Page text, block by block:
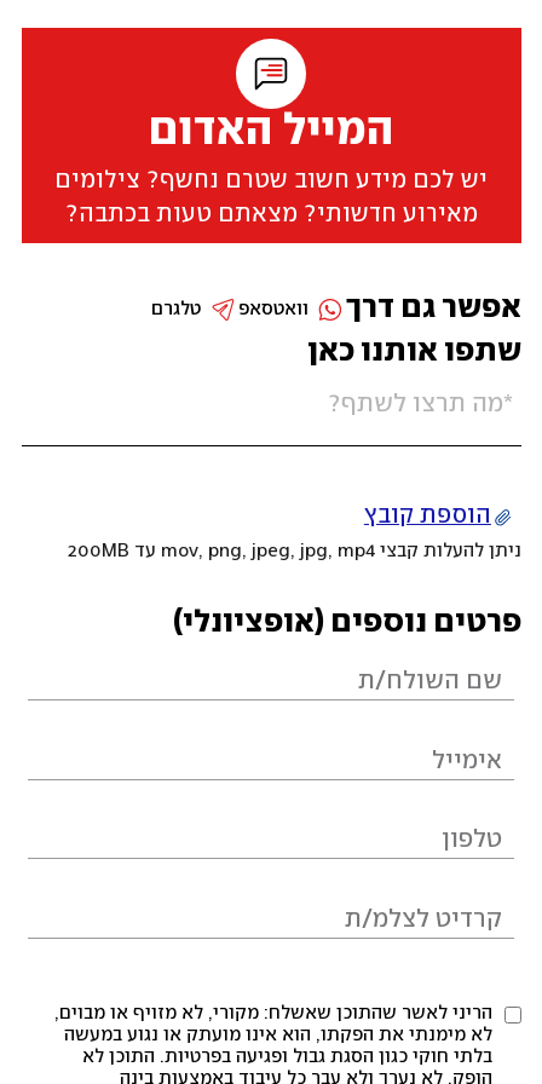
המייל האדום
יש לכם מידע חשוב שטרם נחשף? צילומים
מאירוע חדשותי? מצאתם טעות בכתבה?
שתפו אותנו כאן
הוספת קובץ
ניתן להעלות קבצי mov, png, jpeg, jpg, mp4 עד 200MB
פרטים נוספים (אופציונלי)
הריני לאשר שהתוכן שאשלח: מקורי, לא מזויף או מבוים,
לא מימנתי את הפקתו, הוא אינו מועתק או נגוע במעשה
בלתי חוקי כגון הסגת גבול ופגיעה בפרטיות. התוכן לא
הופק, לא נערך ולא עבר כל עיבוד באמצעות בינה
אפשר גם דרך טלגרם וואטסאפ